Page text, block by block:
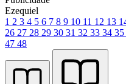
Ezequiel
1 2 3 4 5 6 7 8 9 10 11 12 13
26 27 28 29 30 31 32 33 34 35
47 48